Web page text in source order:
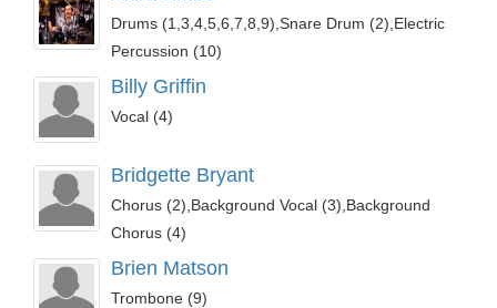
Drums (1,3,4,5,6,7,8,9),Snare Drum (2),Electric
Percussion (10)
Billy Griffin
Vocal (4)
Bridgette Bryant
Chorus (2),Background Vocal (3),Background
Chorus (4)
Brien Matson
Trombone (9)